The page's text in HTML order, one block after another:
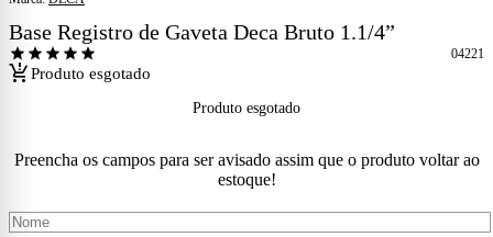
Base Registro de Gaveta Deca Bruto 1.1/4”
star star star star star 04221
production_quantity_limitsProduto esgotado
Produto esgotado
Preencha os campos para ser avisado assim que o produto voltar ao
estoque!